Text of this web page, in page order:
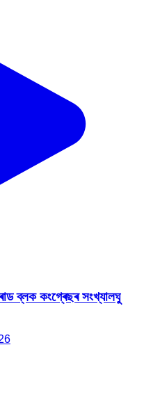
ব্লক কংগ্ৰেছৰ সংখ্যালঘু